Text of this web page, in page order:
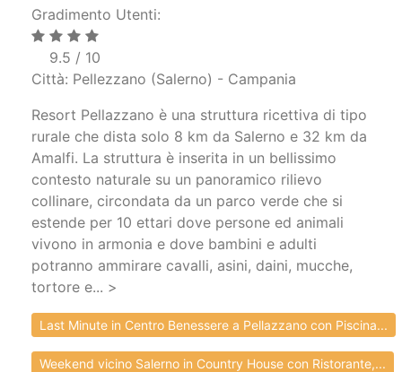
Gradimento Utenti:
9.5 / 10
Città: Pellezzano (Salerno) - Campania
Resort Pellazzano è una struttura ricettiva di tipo
rurale che dista solo 8 km da Salerno e 32 km da
Amalfi. La struttura è inserita in un bellissimo
contesto naturale su un panoramico rilievo
collinare, circondata da un parco verde che si
estende per 10 ettari dove persone ed animali
vivono in armonia e dove bambini e adulti
potranno ammirare cavalli, asini, daini, mucche,
tortore e... >
Last Minute in Centro Benessere a Pellazzano con Piscina...
Weekend vicino Salerno in Country House con Ristorante,...